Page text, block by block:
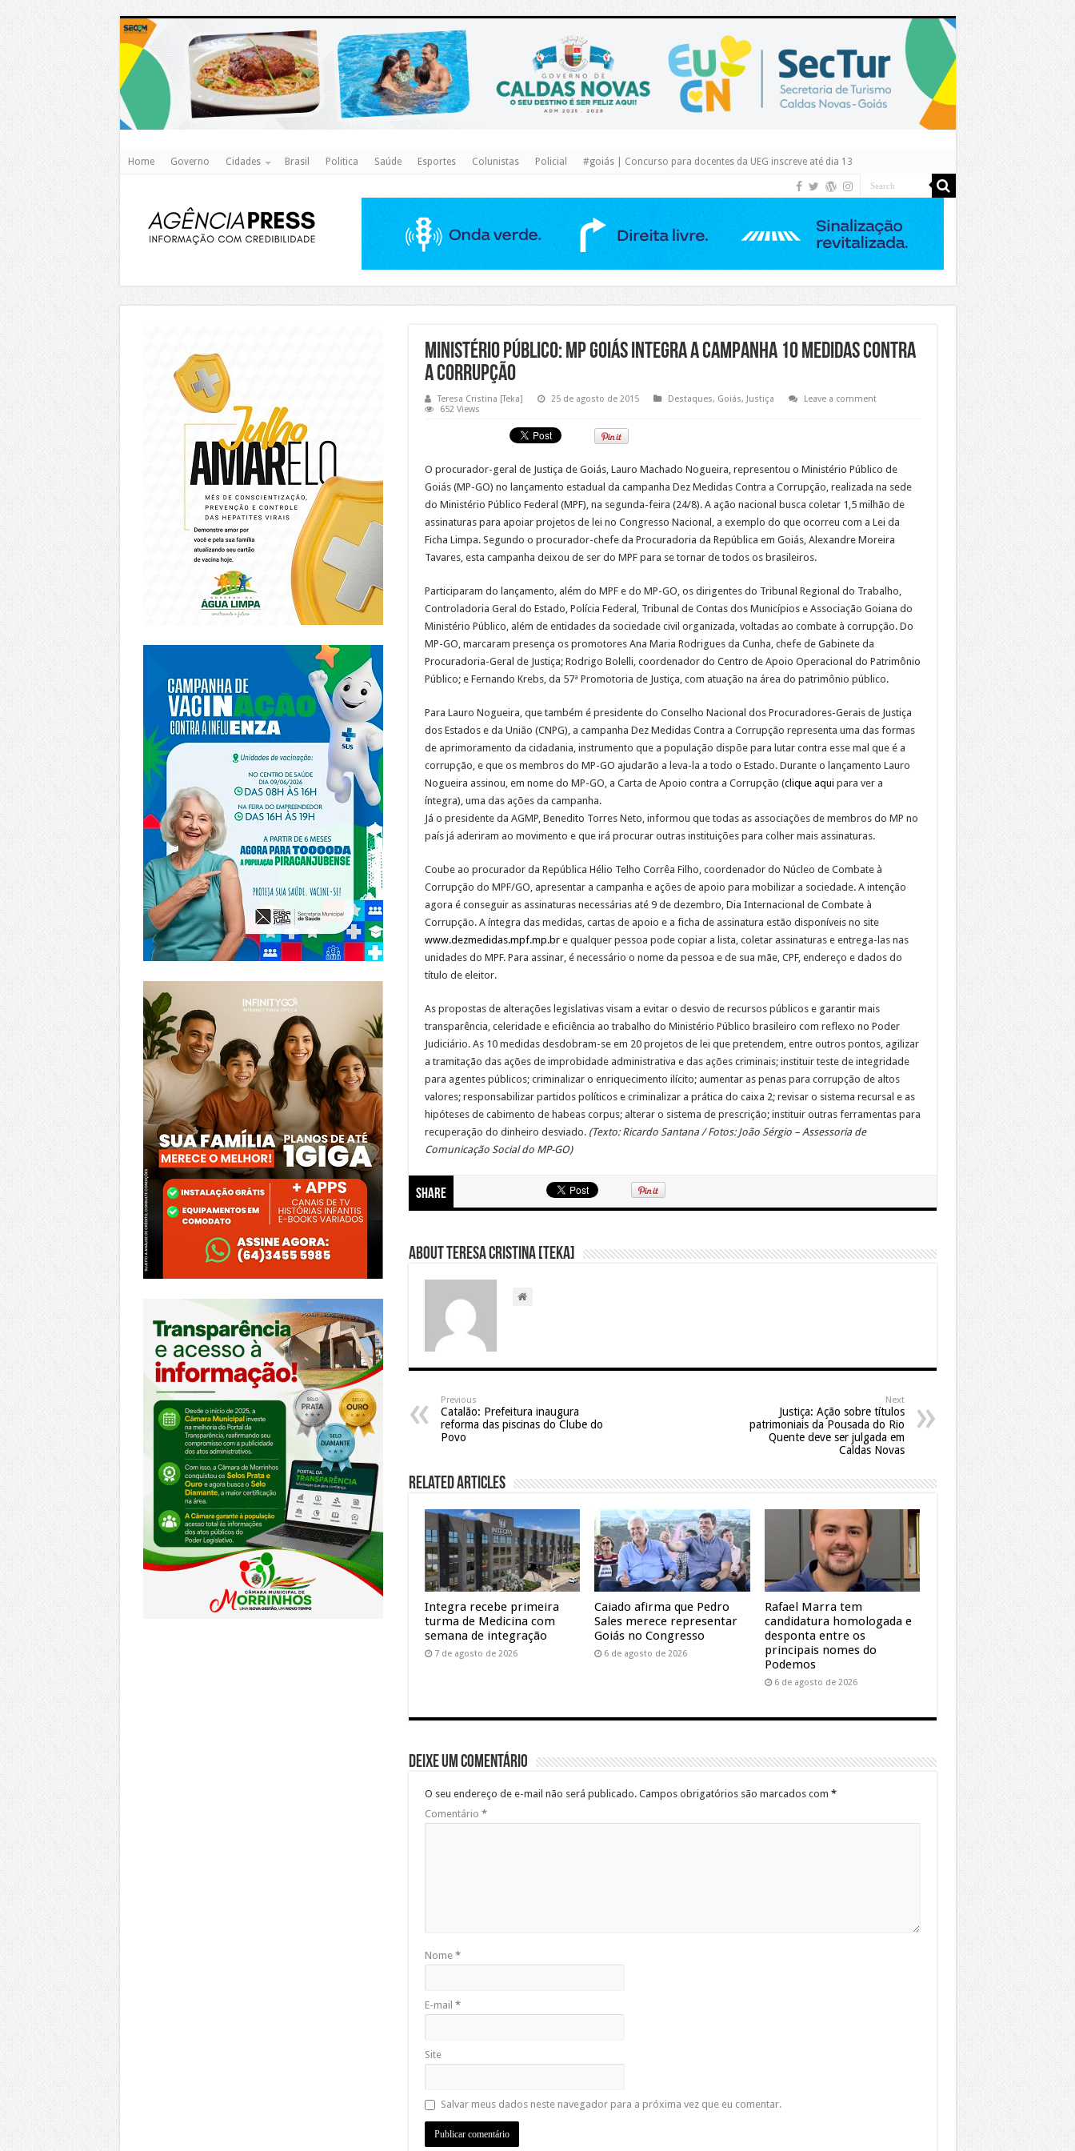
https://www.caldasnovas.go.gov.br/
Home Governo Cidades Brasil Politica Saúde Esportes Colunistas Policial #goiás | Concurso para docentes da UEG inscreve até dia 13
Ministério Público: MP Goiás integra a campanha 10 Medidas Contra
a Corrupção
Teresa Cristina [Teka] 25 de agosto de 2015 Destaques, Goiás, Justiça
Leave a comment
652 Views
O procurador-geral de Justiça de Goiás, Lauro Machado Nogueira, representou o Ministério Público de
Goiás (MP-GO) no lançamento estadual da campanha Dez Medidas Contra a Corrupção, realizada na sede
do Ministério Público Federal (MPF), na segunda-feira (24/8). A ação nacional busca coletar 1,5 milhão de
assinaturas para apoiar projetos de lei no Congresso Nacional, a exemplo do que ocorreu com a Lei da
Ficha Limpa. Segundo o procurador-chefe da Procuradoria da República em Goiás, Alexandre Moreira
Tavares, esta campanha deixou de ser do MPF para se tornar de todos os brasileiros.
Participaram do lançamento, além do MPF e do MP-GO, os dirigentes do Tribunal Regional do Trabalho,
Controladoria Geral do Estado, Polícia Federal, Tribunal de Contas dos Municípios e Associação Goiana do
Ministério Público, além de entidades da sociedade civil organizada, voltadas ao combate à corrupção. Do
MP-GO, marcaram presença os promotores Ana Maria Rodrigues da Cunha, chefe de Gabinete da
Procuradoria-Geral de Justiça; Rodrigo Bolelli, coordenador do Centro de Apoio Operacional do Patrimônio
Público; e Fernando Krebs, da 57ª Promotoria de Justiça, com atuação na área do patrimônio público.
Para Lauro Nogueira, que também é presidente do Conselho Nacional dos Procuradores-Gerais de Justiça
dos Estados e da União (CNPG), a campanha Dez Medidas Contra a Corrupção representa uma das formas
de aprimoramento da cidadania, instrumento que a população dispõe para lutar contra esse mal que é a
corrupção, e que os membros do MP-GO ajudarão a leva-la a todo o Estado. Durante o lançamento Lauro
Nogueira assinou, em nome do MP-GO, a Carta de Apoio contra a Corrupção (clique aqui para ver a
íntegra), uma das ações da campanha.
Já o presidente da AGMP, Benedito Torres Neto, informou que todas as associações de membros do MP no
país já aderiram ao movimento e que irá procurar outras instituições para colher mais assinaturas.
Coube ao procurador da República Hélio Telho Corrêa Filho, coordenador do Núcleo de Combate à
Corrupção do MPF/GO, apresentar a campanha e ações de apoio para mobilizar a sociedade. A intenção
agora é conseguir as assinaturas necessárias até 9 de dezembro, Dia Internacional de Combate à
Corrupção. A íntegra das medidas, cartas de apoio e a ficha de assinatura estão disponíveis no site
www.dezmedidas.mpf.mp.bre qualquer pessoa pode copiar a lista, coletar assinaturas e entrega-las nas
unidades do MPF. Para assinar, é necessário o nome da pessoa e de sua mãe, CPF, endereço e dados do
título de eleitor.
As propostas de alterações legislativas visam a evitar o desvio de recursos públicos e garantir mais
transparência, celeridade e eficiência ao trabalho do Ministério Público brasileiro com reflexo no Poder
Judiciário. As 10 medidas desdobram-se em 20 projetos de lei que pretendem, entre outros pontos, agilizar
a tramitação das ações de improbidade administrativa e das ações criminais; instituir teste de integridade
para agentes públicos; criminalizar o enriquecimento ilícito; aumentar as penas para corrupção de altos
valores; responsabilizar partidos políticos e criminalizar a prática do caixa 2; revisar o sistema recursal e as
hipóteses de cabimento de habeas corpus; alterar o sistema de prescrição; instituir outras ferramentas para
recuperação do dinheiro desviado.(Texto: Ricardo Santana / Fotos: João Sérgio – Assessoria de
Comunicação Social do MP-GO)
Share
About Teresa Cristina [Teka]
Previous
Catalão: Prefeitura inaugura
reforma das piscinas do Clube do
Povo
Next
Justiça: Ação sobre títulos
patrimoniais da Pousada do Rio
Quente deve ser julgada em
Caldas Novas
Related Articles
Integra recebe primeira
turma de Medicina com
semana de integração
7 de agosto de 2026
Caiado afirma que Pedro
Sales merece representar
Goiás no Congresso
6 de agosto de 2026
Rafael Marra tem
candidatura homologada e
desponta entre os
principais nomes do
Podemos
6 de agosto de 2026
Deixe um comentário
O seu endereço de e-mail não será publicado. Campos obrigatórios são marcados com *
Comentário *
Nome *
E-mail *
Site
Salvar meus dados neste navegador para a próxima vez que eu comentar.
https://piracanjuba.go.gov.br/
https://www.infinitygo.com.br/
https://morrinhos.go.leg.br/